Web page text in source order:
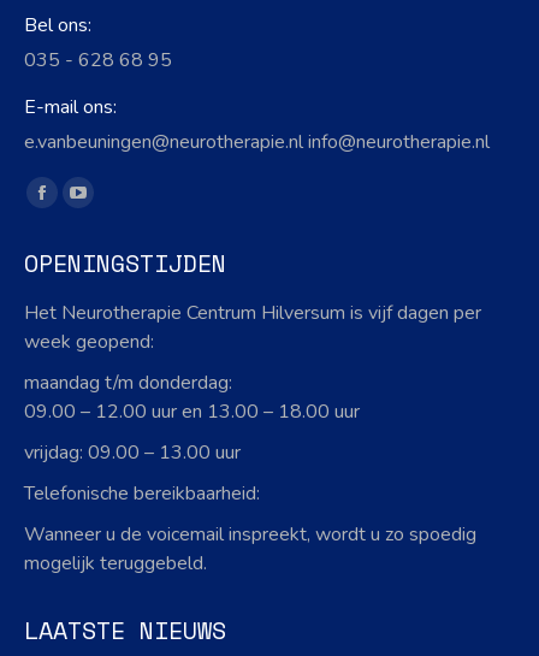
Bel ons:
035 - 628 68 95
E-mail ons:
e.vanbeuningen@neurotherapie.nl info@neurotherapie.nl
Vind ons op:
Facebook
opens
in
new
YouTube
opens
new
OPENINGSTIJDEN
Het Neurotherapie Centrum Hilversum is vijf dagen per
week geopend:
maandag t/m donderdag:
09.00 – 12.00 uur en 13.00 – 18.00 uur
vrijdag: 09.00 – 13.00 uur
Telefonische bereikbaarheid:
Wanneer u de voicemail inspreekt, wordt u zo spoedig
mogelijk teruggebeld.
LAATSTE NIEUWS